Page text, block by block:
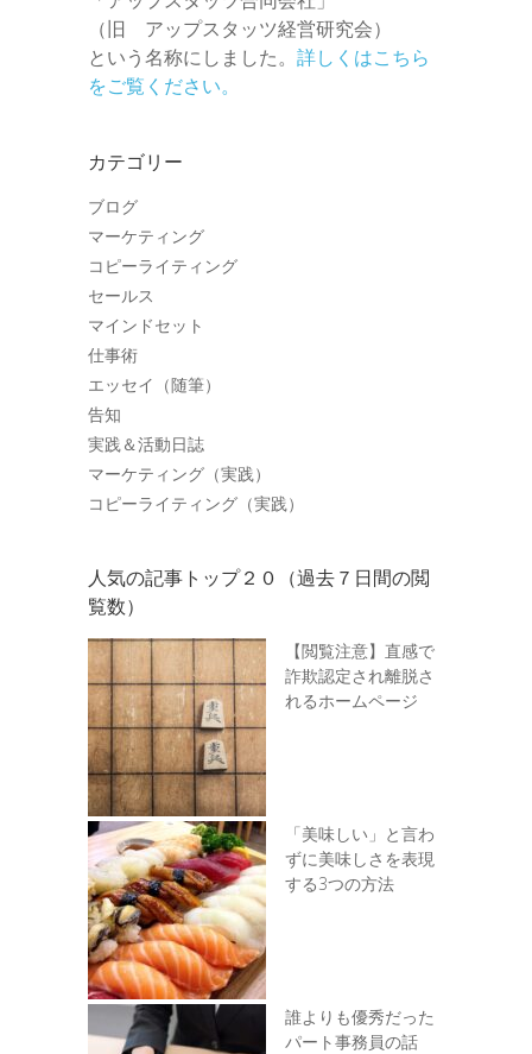
（旧 アップスタッツ経営研究会）
という名称にしました。 詳しくはこちら
をご覧ください。
カテゴリー
ブログ
マーケティング
コピーライティング
セールス
マインドセット
仕事術
エッセイ（随筆）
告知
実践＆活動日誌
マーケティング（実践）
コピーライティング（実践）
人気の記事トップ２０（過去７日間の閲
覧数）
【閲覧注意】直感で
詐欺認定され離脱さ
れるホームページ
「美味しい」と言わ
ずに美味しさを表現
する3つの方法
誰よりも優秀だった
パート事務員の話